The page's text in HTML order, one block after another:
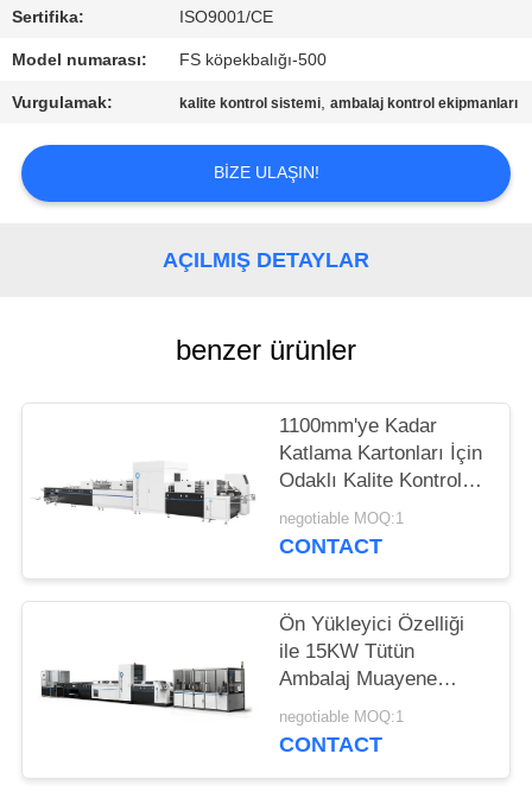
KALITE
KONTROL
ILETIŞIME
GEÇIN
TEKLIF
SITE
POLICY
Sertifika: ISO9001/CE
Model numarası: FS köpekbalığı-500
Vurgulamak: kalite kontrol sistemi,ambalaj kontrol ekipmanları
BIZE ULAŞIN!
AÇILMIŞ DETAYLAR
benzer ürünler
1100mm'ye Kadar
Katlama Kartonları İçin
Odaklı Kalite Kontrol
Makinesi 220m / Min
negotiable MOQ:1
CONTACT
Ön Yükleyici Özelliği
ile 15KW Tütün
Ambalaj Muayene
Ekipmanları
negotiable MOQ:1
CONTACT